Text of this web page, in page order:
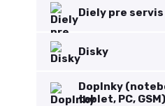
Diely pre servis
Disky
Doplnky
tablet, PC, GSM)